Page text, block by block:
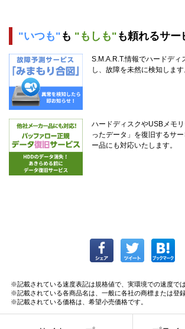
"いつも" も "もしも" も頼れるサー
S.M.A.R.T.情報でハードデ
し、故障を未然に検知します
ハードディスクやUSBメモ
ったデータ」を復旧するサ
ー品にも対応いたします。
※記載されている速度表記は規格値で、実環境での速度では
※記載されている各商品名は、一般に各社の商標または登録
※記載されている価格は、希望小売価格です。